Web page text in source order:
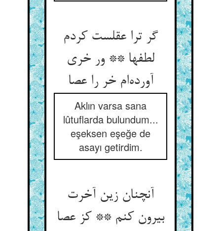
گر ترا عقلست کردم
لطفها ** ور خری
آورده‌ام خر را عصا
Aklın varsa sana
lûtuflarda bulundum...
eşeksen eşeğe de
asayı getirdim.
آنچنان زین آخرت
بیرون کنم ** کز عصا